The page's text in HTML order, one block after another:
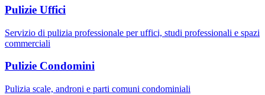
Pulizie Uffici
Servizio di pulizia professionale per uffici, studi professionali e spazi
commerciali
Pulizie Condomini
Pulizia scale, androni e parti comuni condominiali